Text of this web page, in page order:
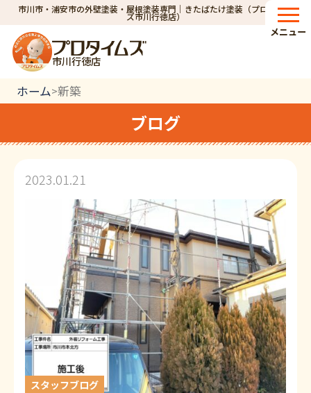
市川市・浦安市の外壁塗装・屋根塗装専門｜きたばたけ塗装（プロタイム
ズ市川行徳店）
市川行徳店
メニュー
ホーム>新築
ブログ
2023.01.21
スタッフブログ